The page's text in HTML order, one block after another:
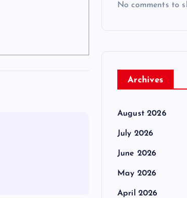
No comments to
Archives
August 2026
July 2026
June 2026
May 2026
April 2026